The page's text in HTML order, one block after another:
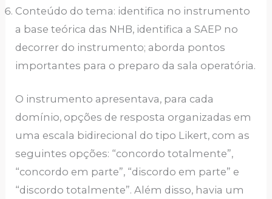
Conteúdo do tema: identifica no instrumento
a base teórica das NHB, identifica a SAEP no
decorrer do instrumento; aborda pontos
importantes para o preparo da sala operatória.
O instrumento apresentava, para cada
domínio, opções de resposta organizadas em
uma escala bidirecional do tipo Likert, com as
seguintes opções: “concordo totalmente”,
“concordo em parte”, “discordo em parte” e
“discordo totalmente”. Além disso, havia um